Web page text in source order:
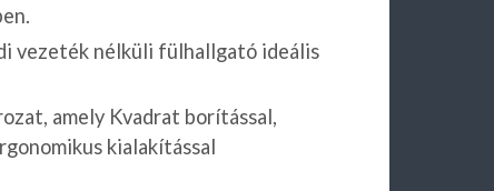
vezeték nélküli fülhallgató ideális
amely Kvadrat borítással,
kialakítással